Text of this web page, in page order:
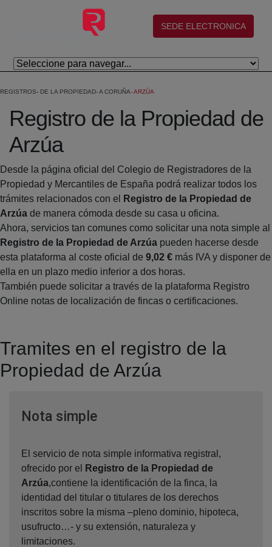
Salta al contingut principal
(abre en nueva ventana)
SEDE ELECTRONICA
REGISTROS DE LA PROPIEDAD A CORUÑA ARZÚA
Registro de la Propiedad de
Arzúa
Desde la página oficial del Colegio de Registradores de la
Propiedad y Mercantiles de España podrá realizar todos los
trámites relacionados con el
Registro de la Propiedad de
Arzúa de manera cómoda desde su casa u oficina.
Ahora, servicios tan comunes como solicitar una nota simple al
Registro de la Propiedad de Arzúa pueden hacerse desde
esta plataforma al coste oficial de 9,02 € más IVA y disponer de
ella en un plazo medio inferior a dos horas.
También puede solicitar a través de la plataforma Registro
Online notas de localización de fincas o certificaciones.
Tramites en el registro de la
Propiedad de Arzúa
Nota simpleVentana nueva
El servicio de nota simple informativa registral,
ofrecido por el
Registro de la Propiedad de
Arzúa,contiene la identificación de la finca, la
identidad del titular o titulares de los derechos
inscritos sobre la misma –pleno dominio, hipoteca,
usufructo…- y su extensión, naturaleza y
limitaciones.